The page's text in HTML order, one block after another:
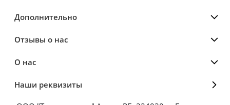
Дополнительно
Отзывы о нас
О нас
Наши реквизиты